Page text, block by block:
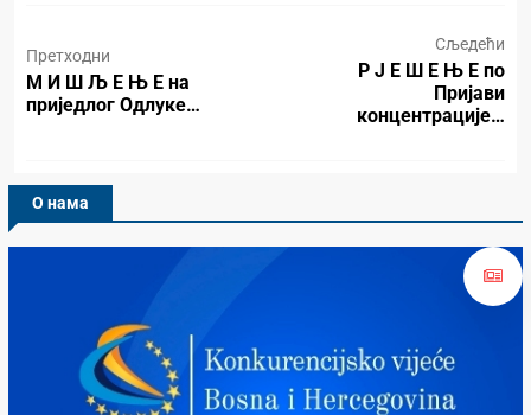
Претходни
М И Ш Љ Е Њ Е на
приједлог Одлуке…
Сљедећи
Р Ј Е Ш Е Њ Е по
Пријави
концентрације…
О нама